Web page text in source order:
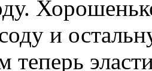
и
теперь